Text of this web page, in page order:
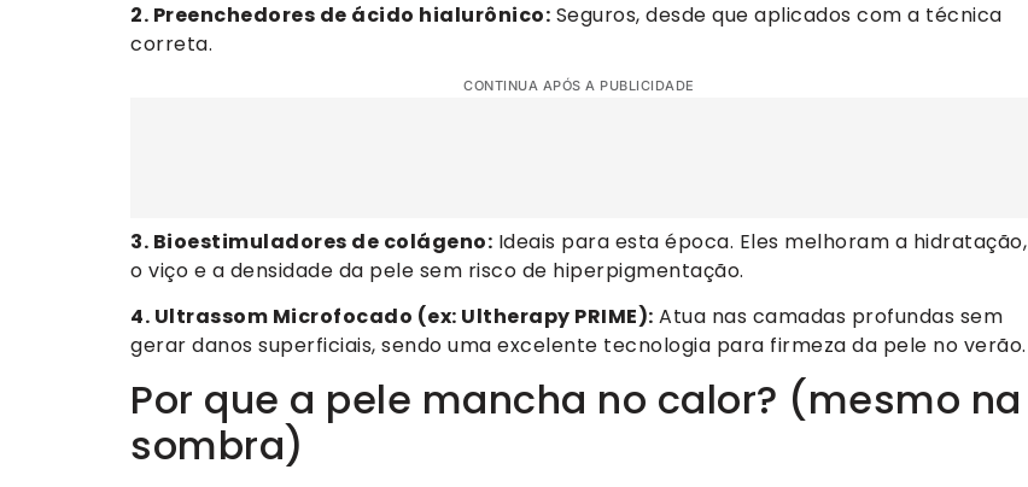
2. Preenchedores de ácido hialurônico: Seguros, desde que aplicados com a técnica
correta.
CONTINUA APÓS A PUBLICIDADE
3. Bioestimuladores de colágeno: Ideais para esta época. Eles melhoram a hidratação,
o viço e a densidade da pele sem risco de hiperpigmentação.
4. Ultrassom Microfocado (ex: Ultherapy PRIME): Atua nas camadas profundas sem
gerar danos superficiais, sendo uma excelente tecnologia para firmeza da pele no verão.
Por que a pele mancha no calor? (mesmo na
sombra)